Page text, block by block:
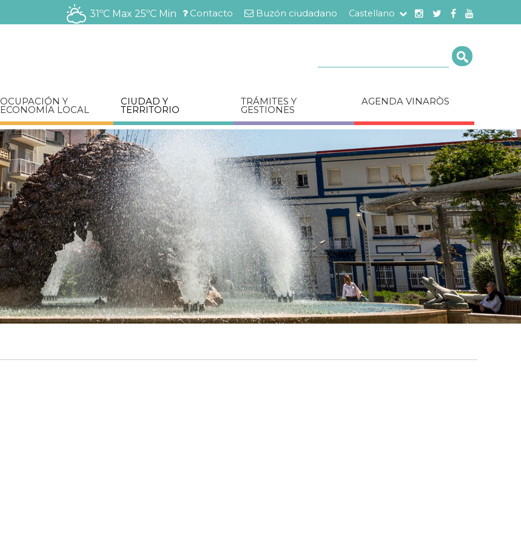
Pasar
al
Menú
Contacto Buzón ciudadano Castellano
31ºC Max 25ºC Min
OCUPACIÓN Y
ECONOMÍA LOCAL
CIUDAD Y
TERRITORIO
TRÁMITES Y
GESTIONES
AGENDA VINARÒS